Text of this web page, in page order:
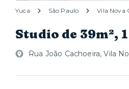
Yuca São Paulo Vila Nova
Studio de 39m²,
Rua João Cachoeira, Vila